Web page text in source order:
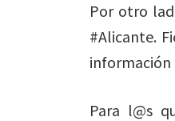
Por otro
#Alicante.
información
Para l@s